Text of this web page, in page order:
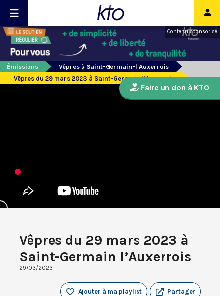
Contenu sponsorisé
Émissions
Vêpres à Saint-Germain-l’Auxerrois
Vêpres du 29 mars 2023 à Saint-Germain l’Auxerrois
Vêpres du 29 mars 2023 à
Saint-Germain l’Auxerrois
29/03/2023
Partager
Ajouter à ma playlist
Faire un don à KTO